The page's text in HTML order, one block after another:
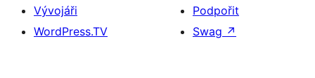
Vývojáři
WordPress.TV
Podpořit
Swag ↗